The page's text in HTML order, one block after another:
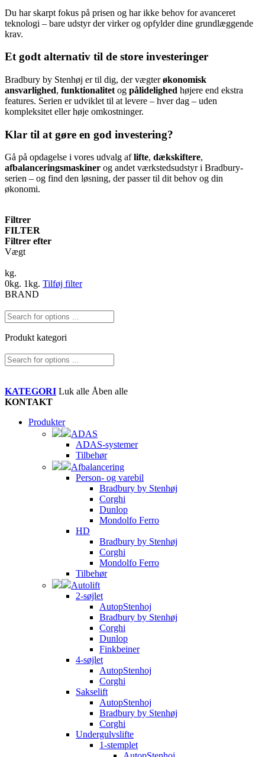
Du har skarpt fokus på prisen og har ikke behov for avanceret
teknologi – bare udstyr der virker og opfylder dine grundlæggende
krav.
Et godt alternativ til de store investeringer
Bradbury by Stenhøj er til dig, der vægterøkonomisk
ansvarlighed, funktionalitet og pålidelighed højere end ekstra
features. Serien er udviklet til at levere – hver dag – uden
kompleksitet eller høje omkostninger.
Klar til at gøre en god investering?
Gå på opdagelse i vores udvalg aflifte, dækskiftere,
afbalanceringsmaskiner og andet værkstedsudstyr i Bradbury-
serien – og find den løsning, der passer til dit behov og din
økonomi.
Filtrer
FILTER
Filtrer efter
Vægt
kg.
0kg. 1kg. Tilføj filter
BRAND
Produkt kategori
KATEGORI Luk alle Åben alle
KONTAKT
Produkter
ADAS
ADAS-systemer
Tilbehør
Afbalancering
Person- og varebil
Bradbury by Stenhøj
Corghi
Dunlop
Mondolfo Ferro
HD
Bradbury by Stenhøj
Corghi
Mondolfo Ferro
Tilbehør
Autolift
2-søjlet
AutopStenhoj
Bradbury by Stenhøj
Corghi
Dunlop
Finkbeiner
4-søjlet
AutopStenhoj
Corghi
Sakselift
AutopStenhoj
Bradbury by Stenhøj
Corghi
Undergulvslifte
1-stemplet